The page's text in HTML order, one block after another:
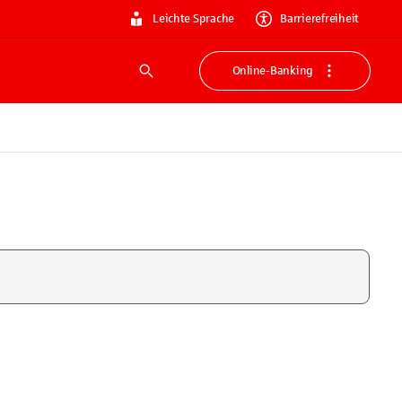
Leichte Sprache Barrierefreiheit
Suche
Online-Banking